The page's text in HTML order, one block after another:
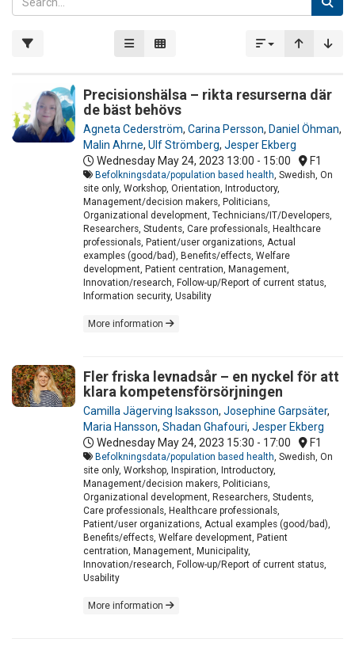
Precisionshälsa – rikta resurserna där
de bäst behövs
Agneta Cederström, Carina Persson, Daniel Öhman,
Malin Ahrne, Ulf Strömberg, Jesper Ekberg
Wednesday May 24, 2023 13:00 - 15:00 F1
Befolkningsdata/population based health , Swedish, On
site only, Workshop, Orientation, Introductory,
Management/decision makers, Politicians,
Organizational development, Technicians/IT/Developers,
Researchers, Students, Care professionals, Healthcare
professionals, Patient/user organizations, Actual
examples (good/bad), Benefits/effects, Welfare
development, Patient centration, Management,
Innovation/research, Follow-up/Report of current status,
Information security, Usability
More information
Fler friska levnadsår – en nyckel för att
klara kompetensförsörjningen
Camilla Jägerving Isaksson, Josephine Garpsäter,
Maria Hansson, Shadan Ghafouri, Jesper Ekberg
Wednesday May 24, 2023 15:30 - 17:00 F1
Befolkningsdata/population based health , Swedish, On
site only, Workshop, Inspiration, Introductory,
Management/decision makers, Politicians,
Organizational development, Researchers, Students,
Care professionals, Healthcare professionals,
Patient/user organizations, Actual examples (good/bad),
Benefits/effects, Welfare development, Patient
centration, Management, Municipality,
Innovation/research, Follow-up/Report of current status,
Usability
More information